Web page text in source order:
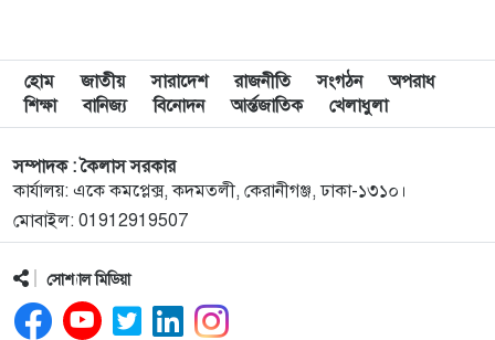
দুপুরের মধ্যে যেসব জেলায় ৬০ কিমি বেগে ঝড়ের শঙ্কা
৯
ইয়ামাল ইতিহাস গড়বে, তবে এবার নয়: মেসি
১১
দাবানলের ধোঁয়ায় ঢেকেছে নিউজার্সির আকাশ, বিশ্বকাপের
ফাইনাল নিয়ে উদ্বেগ
১২
হোম জাতীয় সারাদেশ রাজনীতি সংগঠন
অপরাধ
শিক্ষা
বানিজ্য বিনোদন আর্ন্তজাতিক খেলাধুলা
সম্পাদক : কৈলাস সরকার
কার্যালয়: একে কমপ্লেক্স, কদমতলী, কেরানীগঞ্জ, ঢাকা-১৩১০।
মোবাইল: 01912919507
সোশ্যাল মিডিয়া